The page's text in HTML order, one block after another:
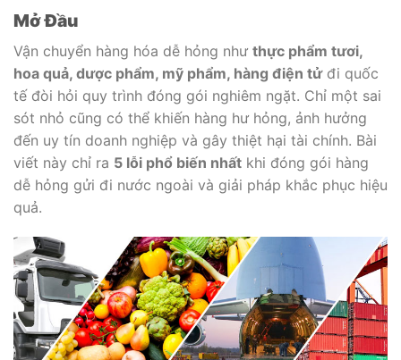
Mở Đầu
Vận chuyển hàng hóa dễ hỏng như thực phẩm tươi,
hoa quả, dược phẩm, mỹ phẩm, hàng điện tửđi quốc
tế đòi hỏi quy trình đóng gói nghiêm ngặt. Chỉ một sai
sót nhỏ cũng có thể khiến hàng hư hỏng, ảnh hưởng
đến uy tín doanh nghiệp và gây thiệt hại tài chính. Bài
viết này chỉ ra 5 lỗi phổ biến nhất khi đóng gói hàng
dễ hỏng gửi đi nước ngoài và giải pháp khắc phục hiệu
quả.